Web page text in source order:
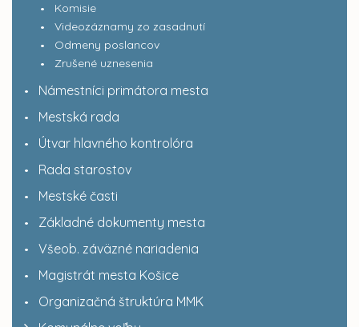
Komisie
Videozáznamy zo zasadnutí
Odmeny poslancov
Zrušené uznesenia
Námestníci primátora mesta
Mestská rada
Útvar hlavného kontrolóra
Rada starostov
Mestské časti
Základné dokumenty mesta
Všeob. záväzné nariadenia
Magistrát mesta Košice
Organizačná štruktúra MMK